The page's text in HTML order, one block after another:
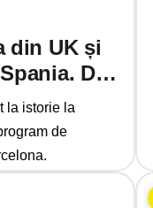
din UK și
De
la istorie la
de